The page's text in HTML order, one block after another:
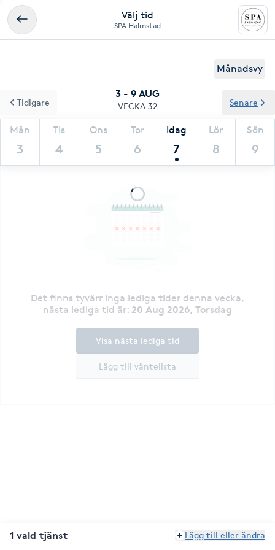
Välj tid
SPA Halmstad
Månadsvy
3 - 9 AUG
VECKA 32
Mån
3
Tis
4
Ons
5
Tor
6
Idag
7
Lör
8
Sön
9
Tidigare Senare
Det finns tyvärr inga lediga tider denna vecka,
nästa lediga tid är: 20 Aug 2026, Torsdag
Lägg till väntelista
Visa nästa lediga tid
1 vald tjänst Lägg till eller ändra